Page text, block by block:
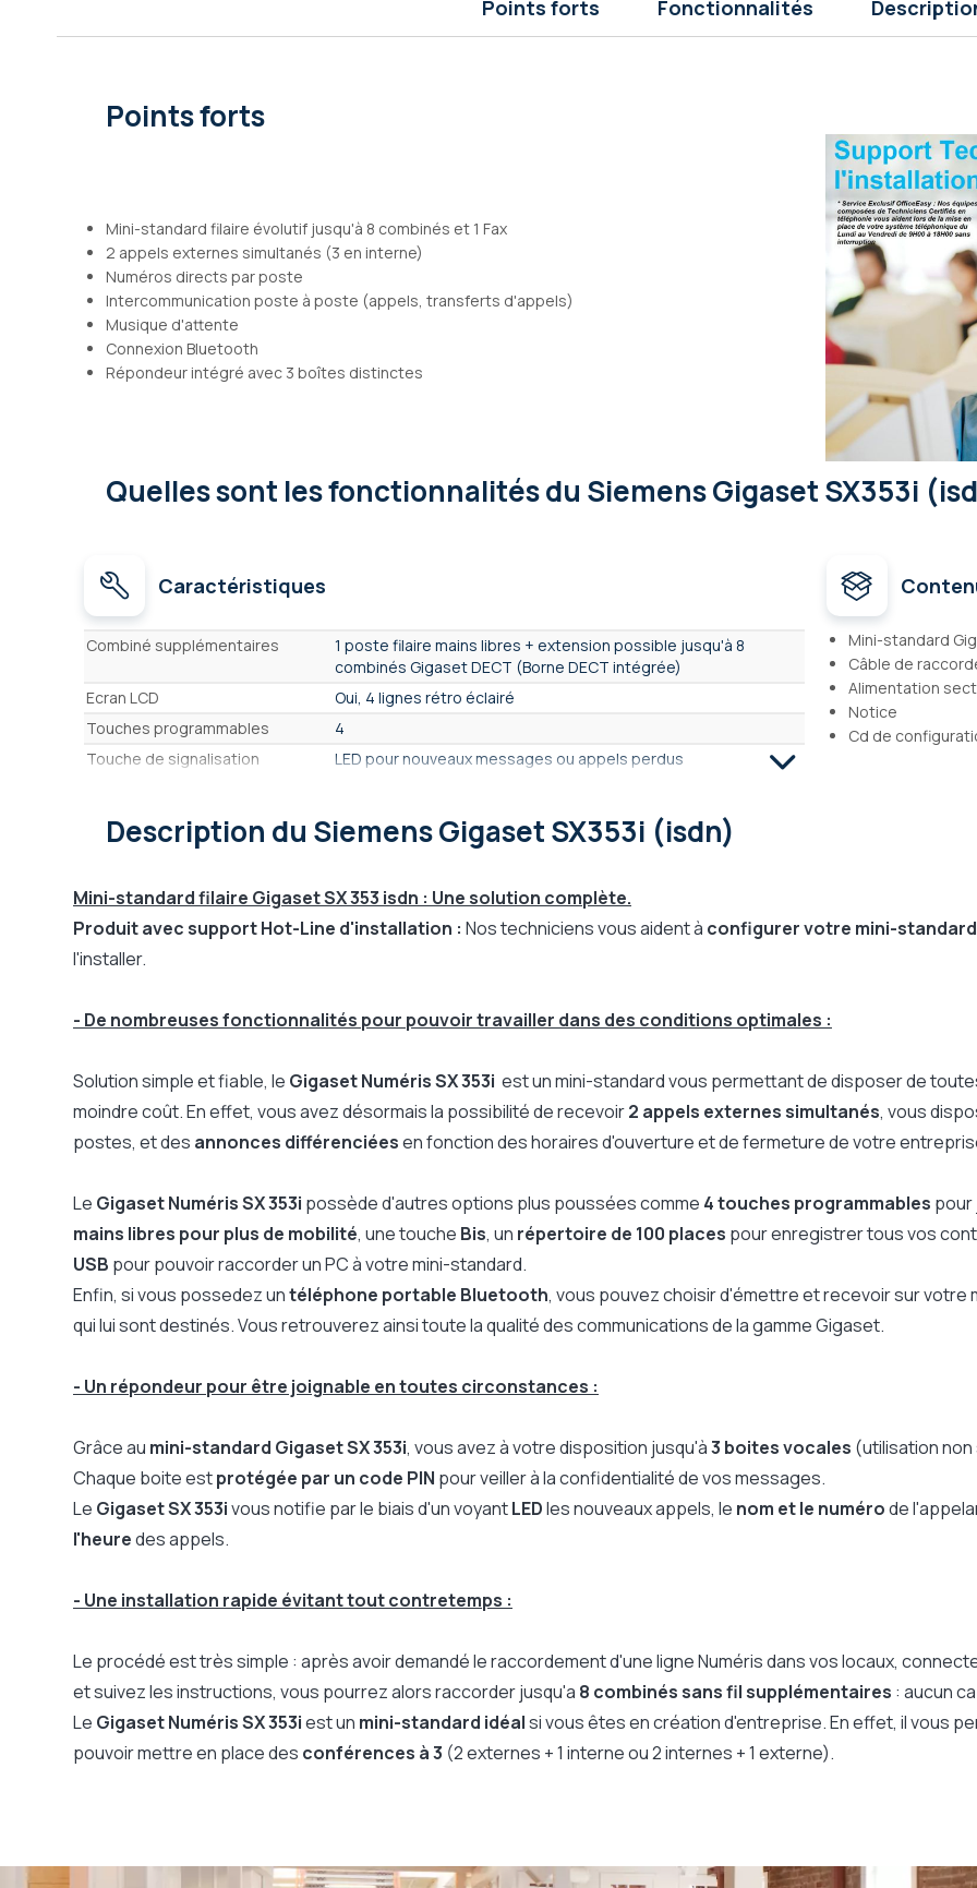
d’images
Points forts Fonctionnalités
Points forts
Mini-standard filaire évolutif jusqu'à 8 combinés et 1 Fax
2 appels externes simultanés (3 en interne)
Numéros directs par poste
Intercommunication poste à poste (appels, transferts d'appels)
Musique d'attente
Connexion Bluetooth
Répondeur intégré avec 3 boîtes distinctes
Quelles sont les fonctionnalitésdu Siemens Gigaset SX353i
Caractéristiques
Caractéristiques
Combiné supplémentaires
1 poste filaire mains libres + extension possible jusqu'à 8
combinés Gigaset DECT (Borne DECT intégrée)
Ecran LCD
Oui, 4 lignes rétro éclairé
Touches programmables
4
Touche de signalisation
LED pour nouveaux messages ou appels perdus
Journal d'appels
Oui, 20 derniers répondu, 20 derniers perdus
Affichage des lignes occupées
Oui, sur l'écran des postes
Bluetooth
Oui, 1 connexion à un instant donné
Répondeur intégré
Boîte de messageries
3, utilisation simultanée
Affichage nombre total /
nouveaux messages
Oui
Annonce pré-enregistrée /
1/2
Numérotation sur PC
Oui
Gestion / Configuration via PC
Oui
Numérotation sur PC
Oui
Mini-standard
Câble de
Alimentation
Notice
Cd de
Description du Siemens Gigaset SX353i (isdn)
Mini-standard filaire Gigaset SX 353 isdn : Une solution complète.
Produit avec support Hot-Line d'installation : Nos techniciens vous aident à configurer votre mini-standard
l'installer.
- De nombreuses fonctionnalités pour pouvoir travailler dans des conditions optimales :
Solution simple et fiable, le Gigaset Numéris SX 353i est un mini-standard vous permettant de disposer de
moindre coût. En effet, vous avez désormais la possibilité de recevoir2 appels externes simultanés, vous
postes, et des annonces différenciéesen fonction des horaires d'ouverture et de fermeture de votre
Le Gigaset Numéris SX 353i possède d'autres options plus poussées comme 4 touches programmables pour
mains libres pour plus de mobilité, une touche Bis, un répertoire de 100 places pour enregistrer tous vos
USB pour pouvoir raccorder un PC à votre mini-standard.
Enfin, si vous possedez untéléphone portable Bluetooth, vous pouvez choisir d'émettre et recevoir sur votre
qui lui sont destinés. Vous retrouverez ainsi toute la qualité des communications de la gamme Gigaset.
- Un répondeur pour être joignable en toutes circonstances :
Grâce au mini-standard Gigaset SX 353i, vous avez à votre disposition jusqu'à3 boites vocales (utilisation
Chaque boite estprotégée par un code PIN pour veiller à la confidentialité de vos messages.
Le Gigaset SX 353ivous notifie par le biais d'un voyantLEDles nouveaux appels, le nom et le numérode
l'heuredes appels.
- Une installation rapide évitant tout contretemps :
Le procédé est très simple : après avoir demandé le raccordement d'une ligne Numéris dans vos locaux,
et suivez les instructions, vous pourrez alors raccorder jusqu'a 8 combinés sans fil supplémentaires : aucun
Le Gigaset Numéris SX 353iest un mini-standard idéalsi vous êtes en création d'entreprise. En effet, il vous
pouvoir mettre en place des conférences à 3 (2 externes + 1 interne ou 2 internes + 1 externe).